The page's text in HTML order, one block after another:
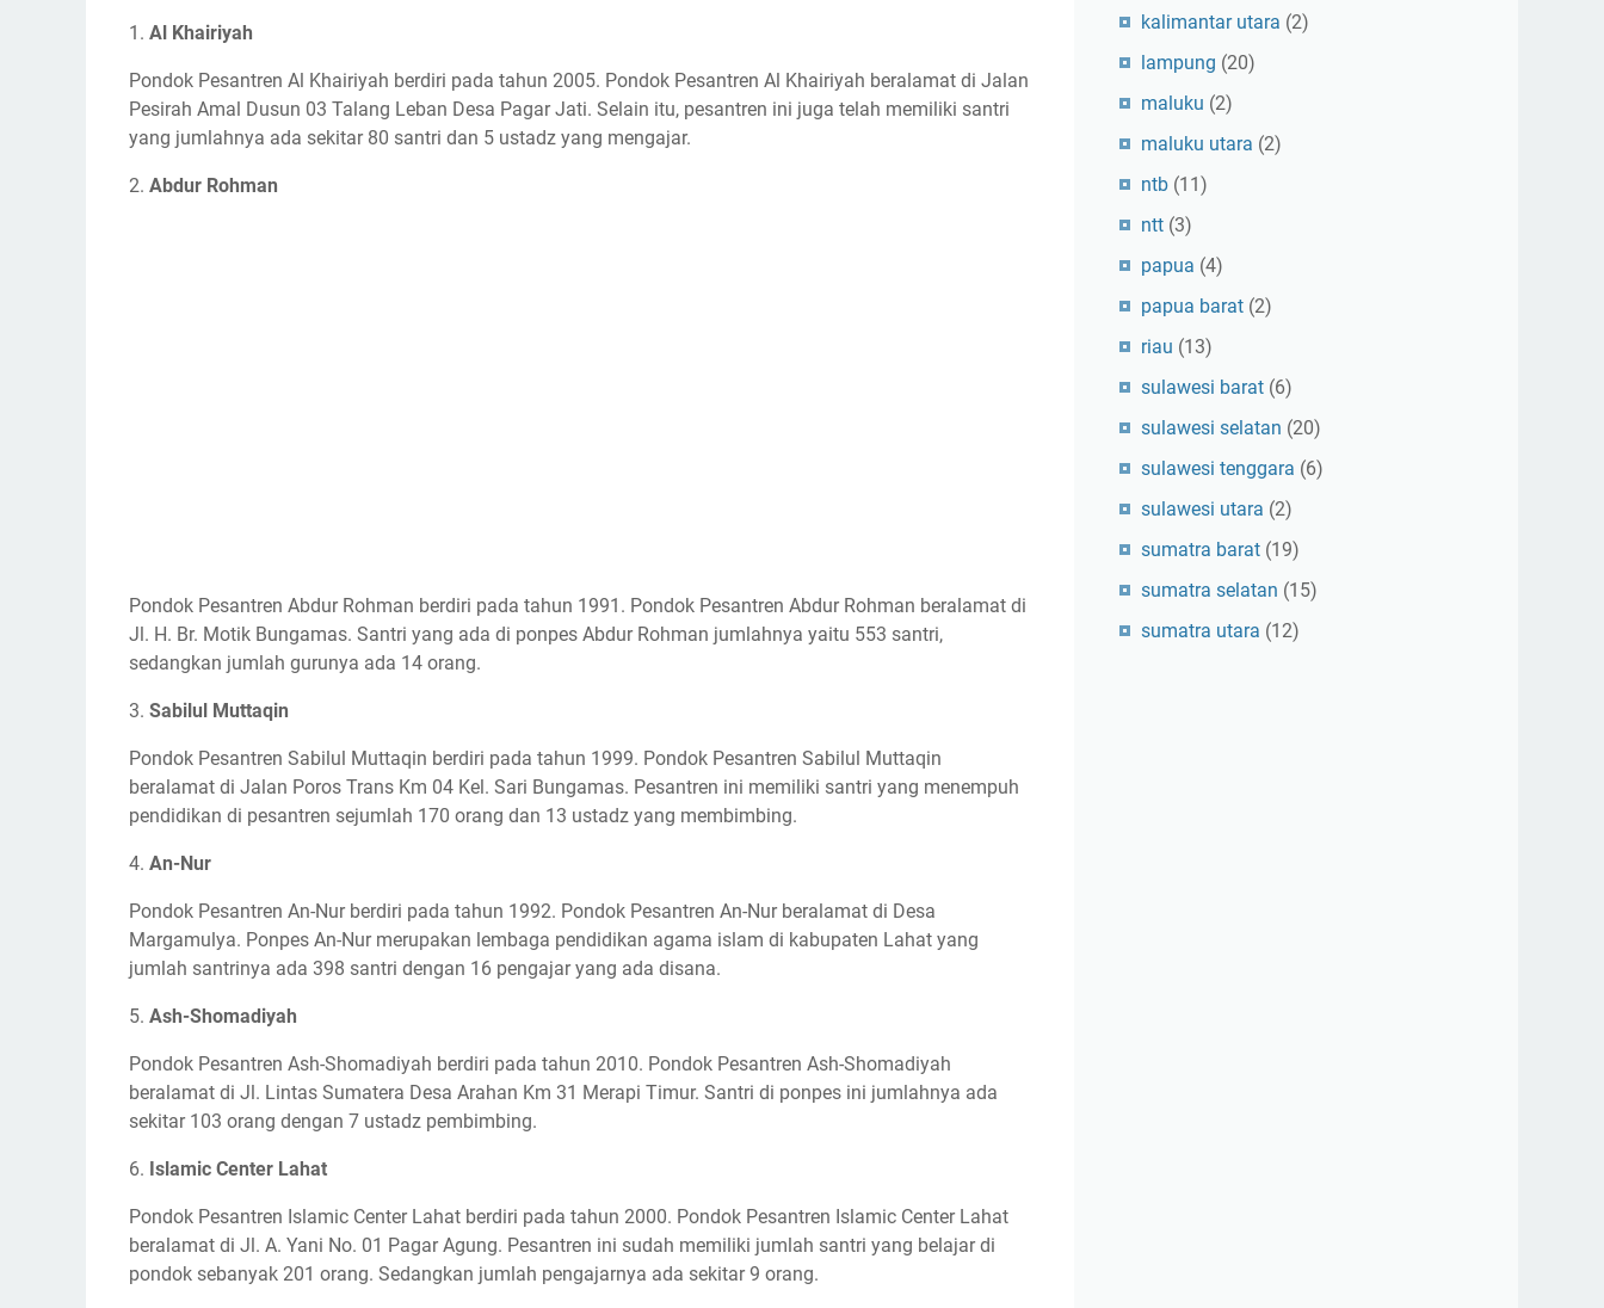
1. Al Khairiyah
Pondok Pesantren Al Khairiyah berdiri pada tahun 2005. Pondok Pesantren Al Khairiyah beralamat di Jalan
Pesirah Amal Dusun 03 Talang Leban Desa Pagar Jati. Selain itu, pesantren ini juga telah memiliki santri
yang jumlahnya ada sekitar 80 santri dan 5 ustadz yang mengajar.
2. Abdur Rohman
Pondok Pesantren Abdur Rohman berdiri pada tahun 1991. Pondok Pesantren Abdur Rohman beralamat di
Jl. H. Br. Motik Bungamas. Santri yang ada di ponpes Abdur Rohman jumlahnya yaitu 553 santri,
sedangkan jumlah gurunya ada 14 orang.
3. Sabilul Muttaqin
Pondok Pesantren Sabilul Muttaqin berdiri pada tahun 1999. Pondok Pesantren Sabilul Muttaqin
beralamat di Jalan Poros Trans Km 04 Kel. Sari Bungamas. Pesantren ini memiliki santri yang menempuh
pendidikan di pesantren sejumlah 170 orang dan 13 ustadz yang membimbing.
4. An-Nur
Pondok Pesantren An-Nur berdiri pada tahun 1992. Pondok Pesantren An-Nur beralamat di Desa
Margamulya. Ponpes An-Nur merupakan lembaga pendidikan agama islam di kabupaten Lahat yang
jumlah santrinya ada 398 santri dengan 16 pengajar yang ada disana.
5. Ash-Shomadiyah
Pondok Pesantren Ash-Shomadiyah berdiri pada tahun 2010. Pondok Pesantren Ash-Shomadiyah
beralamat di Jl. Lintas Sumatera Desa Arahan Km 31 Merapi Timur. Santri di ponpes ini jumlahnya ada
sekitar 103 orang dengan 7 ustadz pembimbing.
6. Islamic Center Lahat
Pondok Pesantren Islamic Center Lahat berdiri pada tahun 2000. Pondok Pesantren Islamic Center Lahat
beralamat di Jl. A. Yani No. 01 Pagar Agung. Pesantren ini sudah memiliki jumlah santri yang belajar di
pondok sebanyak 201 orang. Sedangkan jumlah pengajarnya ada sekitar 9 orang.
kalimantar utara (2)
lampung (20)
maluku (2)
maluku utara (2)
ntb (11)
ntt (3)
papua (4)
papua barat (2)
riau (13)
sulawesi barat (6)
sulawesi selatan (20)
sulawesi tenggara (6)
sulawesi utara (2)
sumatra barat (19)
sumatra selatan (15)
sumatra utara (12)